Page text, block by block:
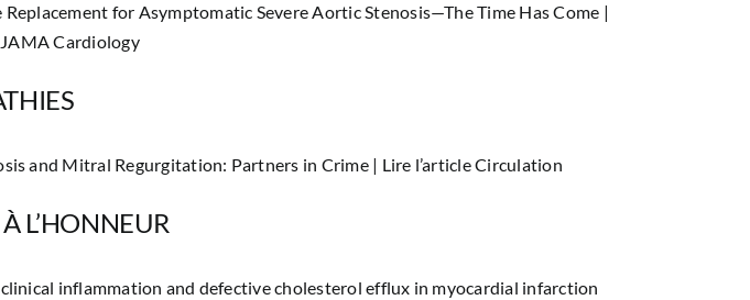
for Asymptomatic Severe Aortic Stenosis—The Time Has Come |
JAMA Cardiology
and Mitral Regurgitation: Partners in Crime | Lire l’article Circulation
L’HONNEUR
inflammation and defective cholesterol efflux in myocardial infarction